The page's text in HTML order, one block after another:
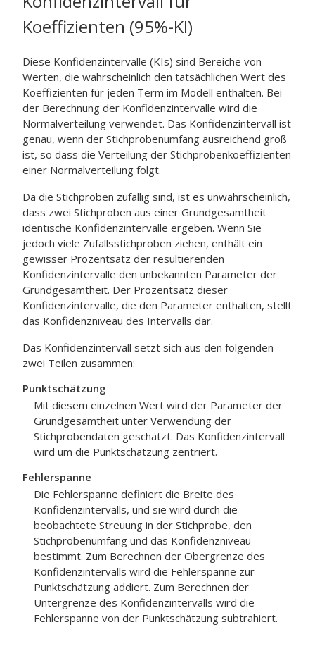
Koeffizienten (95%-KI)
Diese Konfidenzintervalle (KIs) sind Bereiche von
Werten, die wahrscheinlich den tatsächlichen Wert des
Koeffizienten für jeden Term im Modell enthalten. Bei
der Berechnung der Konfidenzintervalle wird die
Normalverteilung verwendet. Das Konfidenzintervall ist
genau, wenn der Stichprobenumfang ausreichend groß
ist, so dass die Verteilung der Stichprobenkoeffizienten
einer Normalverteilung folgt.
Da die Stichproben zufällig sind, ist es unwahrscheinlich,
dass zwei Stichproben aus einer Grundgesamtheit
identische Konfidenzintervalle ergeben. Wenn Sie
jedoch viele Zufallsstichproben ziehen, enthält ein
gewisser Prozentsatz der resultierenden
Konfidenzintervalle den unbekannten Parameter der
Grundgesamtheit. Der Prozentsatz dieser
Konfidenzintervalle, die den Parameter enthalten, stellt
das Konfidenzniveau des Intervalls dar.
Das Konfidenzintervall setzt sich aus den folgenden
zwei Teilen zusammen:
Punktschätzung
Mit diesem einzelnen Wert wird der Parameter der
Grundgesamtheit unter Verwendung der
Stichprobendaten geschätzt. Das Konfidenzintervall
wird um die Punktschätzung zentriert.
Fehlerspanne
Die Fehlerspanne definiert die Breite des
Konfidenzintervalls, und sie wird durch die
beobachtete Streuung in der Stichprobe, den
Stichprobenumfang und das Konfidenzniveau
bestimmt. Zum Berechnen der Obergrenze des
Konfidenzintervalls wird die Fehlerspanne zur
Punktschätzung addiert. Zum Berechnen der
Untergrenze des Konfidenzintervalls wird die
Fehlerspanne von der Punktschätzung subtrahiert.